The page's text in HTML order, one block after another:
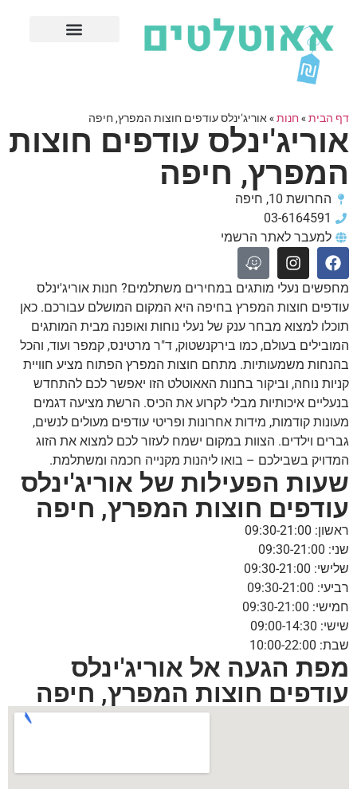
דף הבית» חנות»אוריג'ינלס עודפים חוצות המפרץ, חיפה
אוריג'ינלס עודפים חוצות
המפרץ, חיפה
החרושת 10, חיפה
03-6164591
למעבר לאתר הרשמי
מחפשים נעלי מותגים במחירים משתלמים? חנות אוריג'ינלס
עודפים חוצות המפרץ בחיפה היא המקום המושלם עבורכם. כאן
תוכלו למצוא מבחר ענק של נעלי נוחות ואופנה מבית המותגים
המובילים בעולם, כמו בירקנשטוק, ד"ר מרטינס, קמפר ועוד, והכל
בהנחות משמעותיות. מתחם חוצות המפרץ הפתוח מציע חוויית
קניות נוחה, וביקור בחנות האאוטלט הזו יאפשר לכם להתחדש
בנעליים איכותיות מבלי לקרוע את הכיס. הרשת מציעה דגמים
מעונות קודמות, מידות אחרונות ופריטי עודפים מעולים לנשים,
גברים וילדים. הצוות במקום ישמח לעזור לכם למצוא את הזוג
המדויק בשבילכם – בואו ליהנות מקנייה חכמה ומשתלמת.
שעות הפעילות של אוריג'ינלס
עודפים חוצות המפרץ, חיפה
ראשון: 09:30-21:00
שני: 09:30-21:00
שלישי: 09:30-21:00
רביעי: 09:30-21:00
חמישי: 09:30-21:00
שישי: 09:00-14:30
שבת: 10:00-22:00
מפת הגעה אל אוריג'ינלס
עודפים חוצות המפרץ, חיפה